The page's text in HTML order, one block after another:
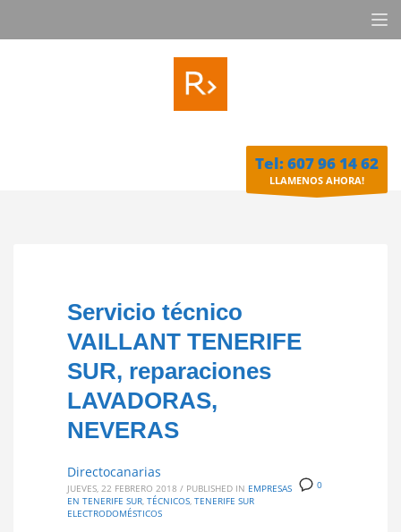
Tel: 607 96 14 62
LLAMENOS AHORA!
Servicio técnico
VAILLANT TENERIFE
SUR, reparaciones
LAVADORAS,
NEVERAS
0
Directocanarias
JUEVES, 22 FEBRERO 2018 / PUBLISHED IN EMPRESAS
EN TENERIFE SUR, TÉCNICOS, TENERIFE SUR
ELECTRODOMÉSTICOS